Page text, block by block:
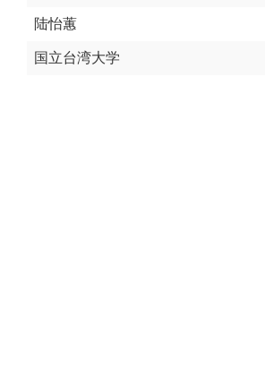
陆怡蕙
国立台湾大学